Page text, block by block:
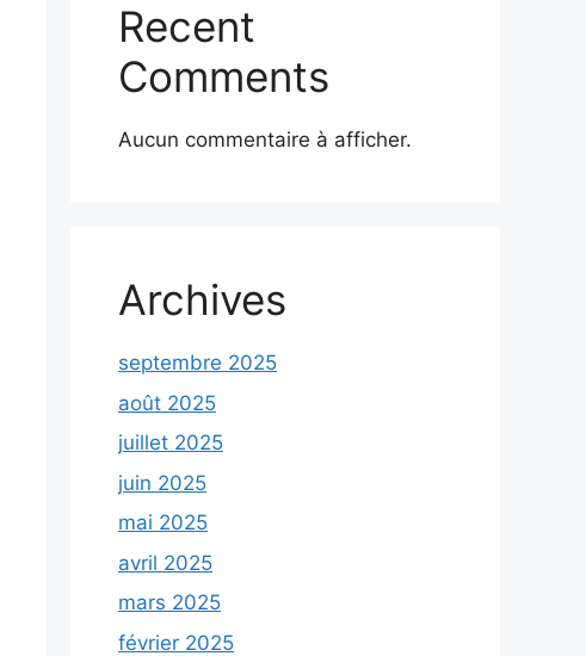
Recent
Comments
Aucun commentaire à afficher.
Archives
septembre 2025
août 2025
juillet 2025
juin 2025
mai 2025
avril 2025
mars 2025
février 2025